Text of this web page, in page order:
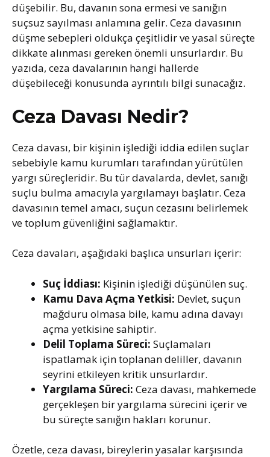
düşebilir. Bu, davanın sona ermesi ve sanığın
suçsuz sayılması anlamına gelir. Ceza davasının
düşme sebepleri oldukça çeşitlidir ve yasal süreçte
dikkate alınması gereken önemli unsurlardır. Bu
yazıda, ceza davalarının hangi hallerde
düşebileceği konusunda ayrıntılı bilgi sunacağız.
Ceza Davası Nedir?
Ceza davası, bir kişinin işlediği iddia edilen suçlar
sebebiyle kamu kurumları tarafından yürütülen
yargı süreçleridir. Bu tür davalarda, devlet, sanığı
suçlu bulma amacıyla yargılamayı başlatır. Ceza
davasının temel amacı, suçun cezasını belirlemek
ve toplum güvenliğini sağlamaktır.
Ceza davaları, aşağıdaki başlıca unsurları içerir:
Suç İddiası: Kişinin işlediği düşünülen suç.
Kamu Dava Açma Yetkisi: Devlet, suçun
mağduru olmasa bile, kamu adına davayı
açma yetkisine sahiptir.
Delil Toplama Süreci: Suçlamaları
ispatlamak için toplanan deliller, davanın
seyrini etkileyen kritik unsurlardır.
Yargılama Süreci: Ceza davası, mahkemede
gerçekleşen bir yargılama sürecini içerir ve
bu süreçte sanığın hakları korunur.
Özetle, ceza davası, bireylerin yasalar karşısında